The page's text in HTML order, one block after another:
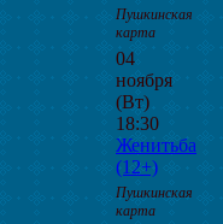
Пушкинская
карта
04
ноября
(Вт)
18:30
Женитьба
(12+)
Пушкинская
карта